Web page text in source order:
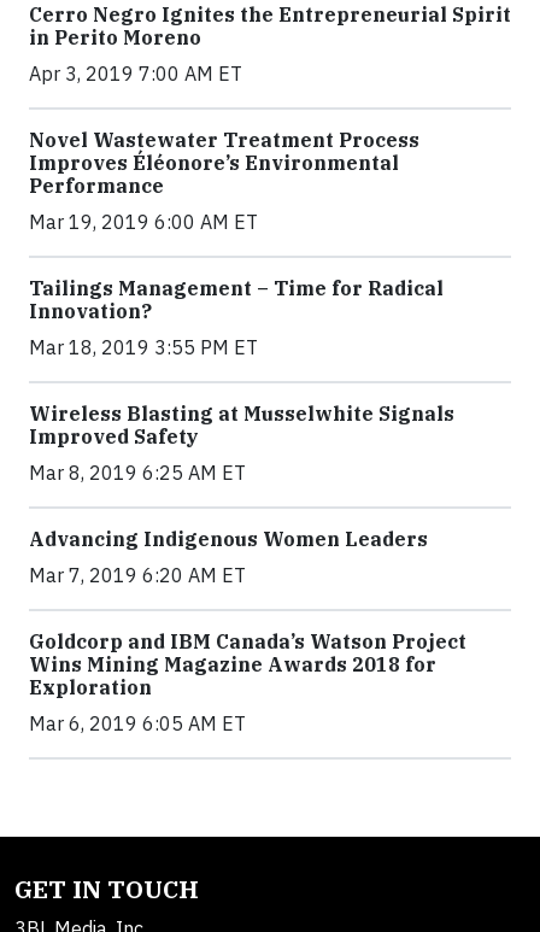
Cerro Negro Ignites the Entrepreneurial Spirit
in Perito Moreno
Apr 3, 2019 7:00 AM ET
Novel Wastewater Treatment Process
Improves Éléonore’s Environmental
Performance
Mar 19, 2019 6:00 AM ET
Tailings Management – Time for Radical
Innovation?
Mar 18, 2019 3:55 PM ET
Wireless Blasting at Musselwhite Signals
Improved Safety
Mar 8, 2019 6:25 AM ET
Advancing Indigenous Women Leaders
Mar 7, 2019 6:20 AM ET
Goldcorp and IBM Canada’s Watson Project
Wins Mining Magazine Awards 2018 for
Exploration
Mar 6, 2019 6:05 AM ET
GET IN TOUCH